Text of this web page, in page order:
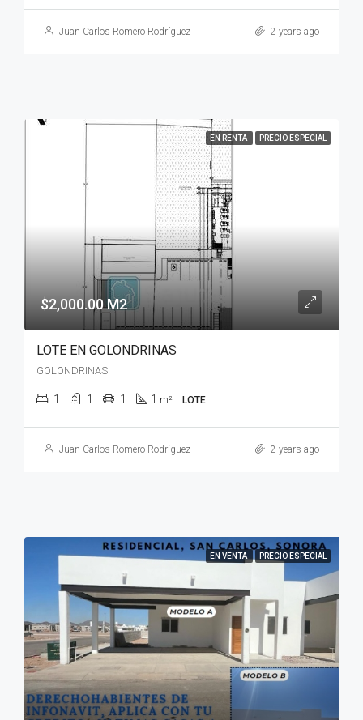
Juan Carlos Romero Rodríguez 2 years ago
EN RENTA PRECIO ESPECIAL
$2,000.00 M2
LOTE EN GOLONDRINAS
GOLONDRINAS
1 1 1 1 m² LOTE
Juan Carlos Romero Rodríguez 2 years ago
EN VENTA PRECIO ESPECIAL